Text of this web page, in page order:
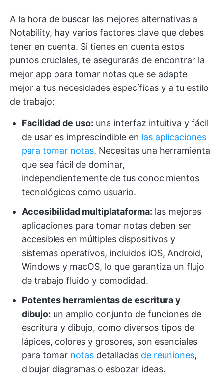
A la hora de buscar las mejores alternativas a
Notability, hay varios factores clave que debes
tener en cuenta. Si tienes en cuenta estos
puntos cruciales, te asegurarás de encontrar la
mejor app para tomar notas que se adapte
mejor a tus necesidades específicas y a tu estilo
de trabajo:
Facilidad de uso: una interfaz intuitiva y fácil
de usar es imprescindible en las aplicaciones
para tomar notas. Necesitas una herramienta
que sea fácil de dominar,
independientemente de tus conocimientos
tecnológicos como usuario.
Accesibilidad multiplataforma: las mejores
aplicaciones para tomar notas deben ser
accesibles en múltiples dispositivos y
sistemas operativos, incluidos iOS, Android,
Windows y macOS, lo que garantiza un flujo
de trabajo fluido y comodidad.
Potentes herramientas de escritura y
dibujo: un amplio conjunto de funciones de
escritura y dibujo, como diversos tipos de
lápices, colores y grosores, son esenciales
para tomar notas detalladas de reuniones,
dibujar diagramas o esbozar ideas.